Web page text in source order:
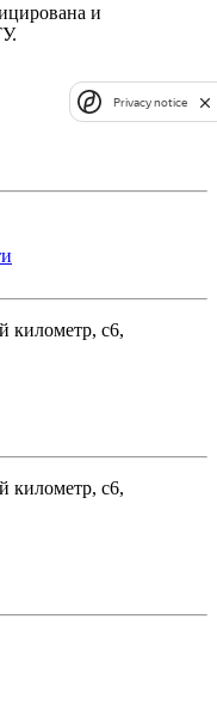
и
километр, с6,
километр, с6,
Privacy notice